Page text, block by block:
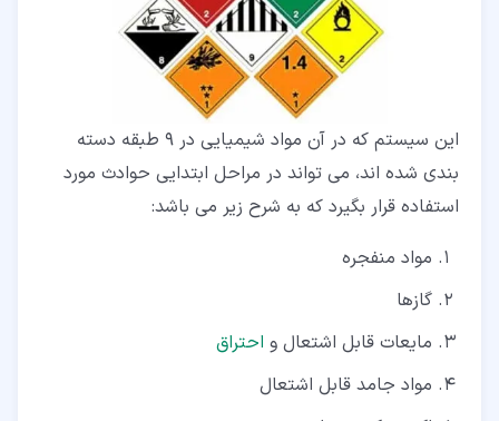
این سیستم که در آن مواد شیمیایی در 9 طبقه دسته
بندی شده ‌اند، می ‌تواند در مراحل ابتدایی حوادث مورد
استفاده قرار بگیرد که به شرح زیر می ‌باشد:
مواد منفجره
گازها
مایعات قابل اشتعال و احتراق
مواد جامد قابل اشتعال